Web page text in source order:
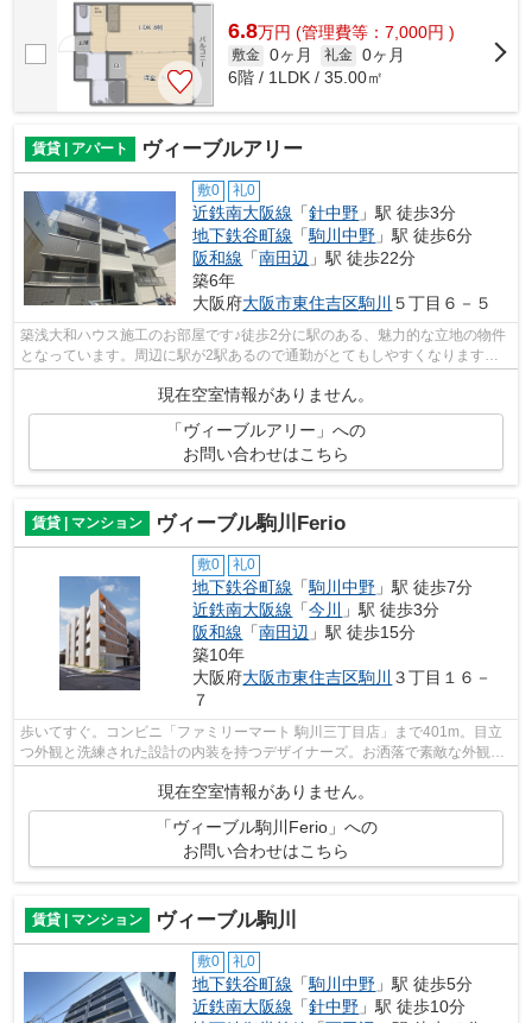
6.8万円 (管理費等：7,000円 )
敷金 0ヶ月 礼金 0ヶ月
6階 / 1LDK / 35.00㎡
賃貸 | アパート ヴィーブルアリー
敷0 礼0
近鉄南大阪線 「針中野 」駅 徒歩3分
地下鉄谷町線 「駒川中野 」駅 徒歩6分
阪和線 「南田辺 」駅 徒歩22分
築6年
大阪府大阪市東住吉区駒川 ５丁目６－５
築浅大和ハウス施工のお部屋です♪徒歩2分に駅のある、魅力的な立地の物件
となっています。周辺に駅が2駅あるので通勤がとてもしやすくなります。
現在空室情報がありません。
「ヴィーブルアリー」への
お問い合わせはこちら
賃貸 | マンション ヴィーブル駒川Ferio
敷0 礼0
地下鉄谷町線 「駒川中野 」駅 徒歩7分
近鉄南大阪線 「今川
」駅 徒歩3分
阪和線 「南田辺 」駅 徒歩15分
築10年
大阪府大阪市東住吉区駒川 ３丁目１６－
７
歩いてすぐ。コンビニ「ファミリーマート 駒川三丁目店」まで401m。目立
つ外観と洗練された設計の内装を持つデザイナーズ。お洒落で素敵な外観タ
イル張りのマンションです。この物件は...
現在空室情報がありません。
「ヴィーブル駒川Ferio」への
お問い合わせはこちら
賃貸 | マンション ヴィーブル駒川
敷0 礼0
地下鉄谷町線 「駒川中野 」駅 徒歩5分
近鉄南大阪線 「針中野 」駅 徒歩10分